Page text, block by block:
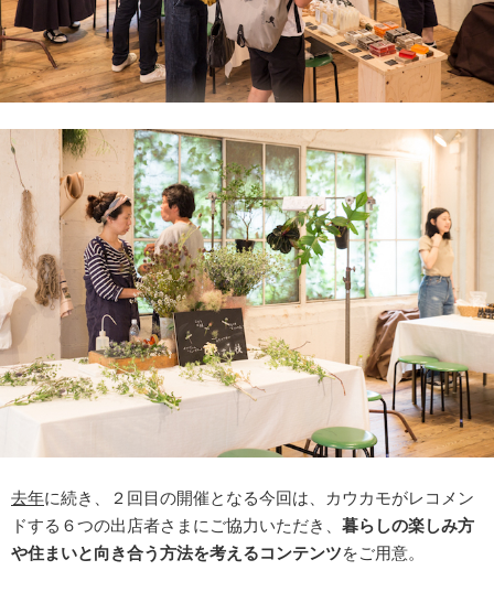
去年に続き、２回目の開催となる今回は、カウカモがレコメン
ドする６つの出店者さまにご協力いただき、 暮らしの楽しみ方
や住まいと向き合う方法を考えるコンテンツをご用意。